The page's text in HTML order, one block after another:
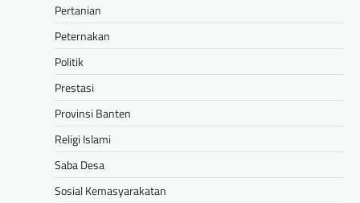
Pertanian
Peternakan
Politik
Prestasi
Provinsi Banten
Religi Islami
Saba Desa
Sosial Kemasyarakatan